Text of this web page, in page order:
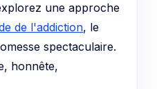
une approche
de l'addiction, le
spectaculaire.
honnête,